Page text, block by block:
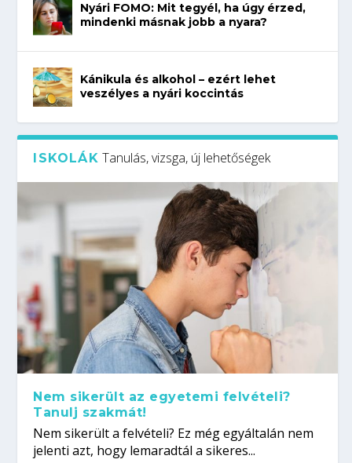
Nyári FOMO: Mit tegyél, ha úgy érzed,
mindenki másnak jobb a nyara?
Kánikula és alkohol – ezért lehet
veszélyes a nyári koccintás
ISKOLÁK Tanulás, vizsga, új lehetőségek
Nem sikerült az egyetemi felvételi?
Tanulj szakmát!
Nem sikerült a felvételi? Ez még egyáltalán nem
jelenti azt, hogy lemaradtál a sikeres...